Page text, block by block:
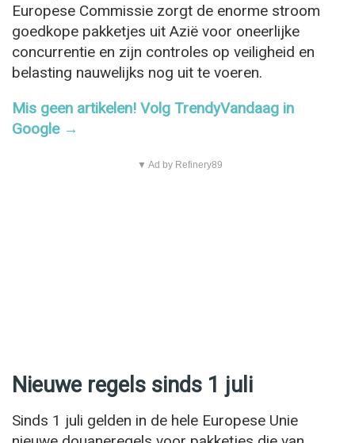
Europese Commissie zorgt de enorme stroom
goedkope pakketjes uit Azië voor oneerlijke
concurrentie en zijn controles op veiligheid en
belasting nauwelijks nog uit te voeren.
Mis geen artikelen! Volg TrendyVandaag in
Google →
▼ Ad by Refinery89
Nieuwe regels sinds 1 juli
Sinds 1 juli gelden in de hele Europese Unie